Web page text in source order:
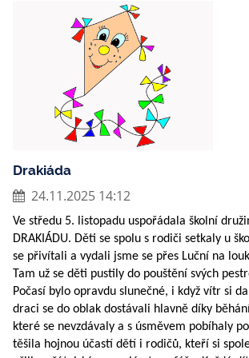
Drakiáda
24.11.2025 14:12
Ve středu 5. listopadu uspořádala školní
DRAKIÁDU. Děti se spolu s rodiči setkaly u
se přivítali a vydali jsme se přes Luční na
Tam už se děti pustily do pouštění svých
Počasí bylo opravdu slunečné, i když vítr si
draci se do oblak dostávali hlavně díky
které se nevzdávaly a s úsměvem pobíhaly
těšila hojnou účastí dětí i rodičů, kteří si